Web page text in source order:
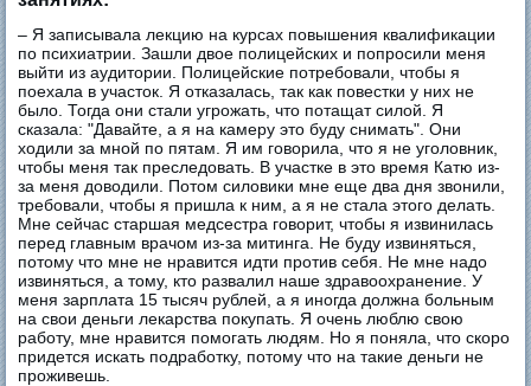
– ​Я записывала лекцию на курсах повышения квалификации
по психиатрии. Зашли двое полицейских и попросили меня
выйти из аудитории. Полицейские потребовали, чтобы я
поехала в участок. Я отказалась, так как повестки у них не
было. Тогда они стали угрожать, что потащат силой. Я
сказала: "Давайте, а я на камеру это буду снимать". Они
ходили за мной по пятам. Я им говорила, что я не уголовник,
чтобы меня так преследовать. В участке в это время Катю из-
за меня доводили. Потом силовики мне еще два дня звонили,
требовали, чтобы я пришла к ним, а я не стала этого делать.
Мне сейчас старшая медсестра говорит, чтобы я извинилась
перед главным врачом из-за митинга. Не буду извиняться,
потому что мне не нравится идти против себя. Не мне надо
извиняться, а тому, кто развалил наше здравоохранение. У
меня зарплата 15 тысяч рублей, а я иногда должна больным
на свои деньги лекарства покупать. Я очень люблю свою
работу, мне нравится помогать людям. Но я поняла, что скоро
придется искать подработку, потому что на такие деньги не
проживешь.